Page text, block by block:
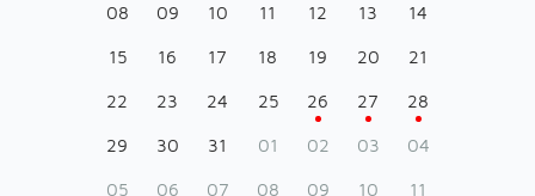
08 09 10 11 12 13 14
15 16 17 18 19 20 21
22 23 24 25 26 27 28
29 30 31 01 02 03 04
05 06 07 08 09 10 11